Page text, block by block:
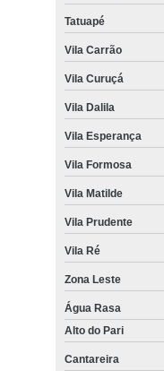
Tatuapé
Vila Carrão
Vila Curuçá
Vila Dalila
Vila Esperança
Vila Formosa
Vila Matilde
Vila Prudente
Vila Ré
Zona Leste
Água Rasa
Alto do Pari
Cantareira